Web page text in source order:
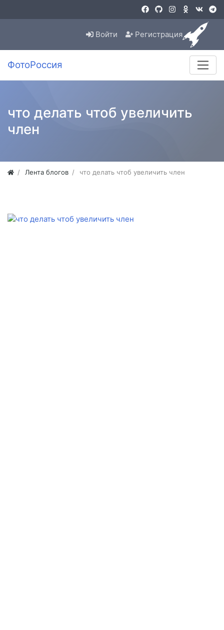
Войти Регистрация
ФотоРоссия
что делать чтоб увеличить
член
Лента блогов что делать чтоб увеличить член